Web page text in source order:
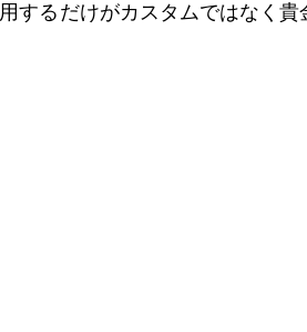
するだけがカスタムではなく